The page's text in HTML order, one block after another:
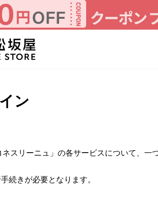
ン
スリーニュ」の各サービスについて、一
続きが必要となります。